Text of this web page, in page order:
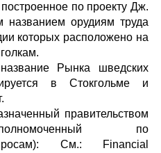
по проекту Дж.
названием орудиям труда
которых расположено на
Рынка шведских
в Стокгольме и
правительством
по
См.: Financial